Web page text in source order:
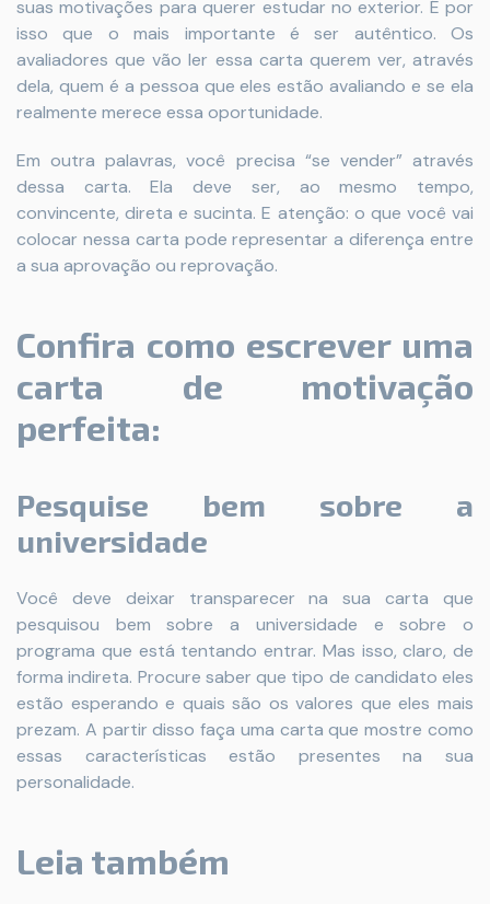
suas motivações para querer estudar no exterior. É por
isso que o mais importante é ser autêntico. Os
avaliadores que vão ler essa carta querem ver, através
dela, quem é a pessoa que eles estão avaliando e se ela
realmente merece essa oportunidade.
Em outra palavras, você precisa “se vender” através
dessa carta. Ela deve ser, ao mesmo tempo,
convincente, direta e sucinta. E atenção: o que você vai
colocar nessa carta pode representar a diferença entre
a sua aprovação ou reprovação.
Confira como escrever uma
carta de motivação
perfeita:
Pesquise bem sobre a
universidade
Você deve deixar transparecer na sua carta que
pesquisou bem sobre a universidade e sobre o
programa que está tentando entrar. Mas isso, claro, de
forma indireta. Procure saber que tipo de candidato eles
estão esperando e quais são os valores que eles mais
prezam. A partir disso faça uma carta que mostre como
essas características estão presentes na sua
personalidade.
Leia também